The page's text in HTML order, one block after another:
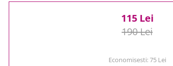
115 Lei
190 Lei
Economisesti:75 Lei